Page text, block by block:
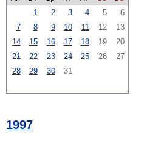
1
2 3 4 5
6
7
8 9 10 11 12
13
14
15 16 17 18 19
20
21
22 23 24 25 26
27
28
29 30 31
1997